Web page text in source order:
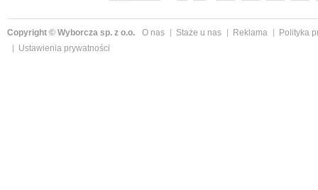
Copyright © Wyborcza sp. z o.o. O nas Staże u nas Reklama
Polityka
Ustawienia prywatności